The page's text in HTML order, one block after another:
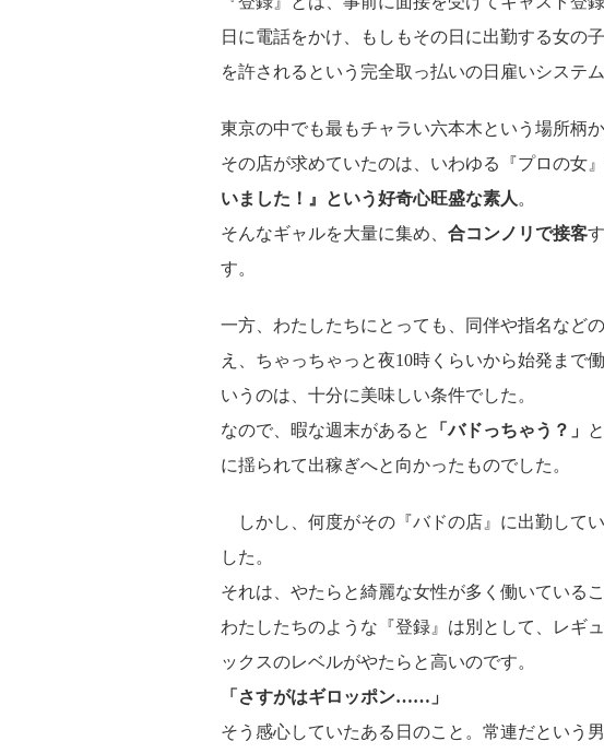
日に電話をかけ、もしもその日に出勤する女の
を許されるという完全取っ払いの日雇いシステム
東京の中でも最もチャラい六本木という場所柄か
その店が求めていたのは、いわゆる『プロの女
いました！』という好奇心旺盛な素人 。
そんなギャルを大量に集め、 合コンノリで接客
す。
一方、わたしたちにとっても、同伴や指名など
え、ちゃっちゃっと夜10時くらいから始発まで
いうのは、十分に美味しい条件でした。
なので、暇な週末があると
「バドっちゃう？」
に揺られて出稼ぎへと向かったものでした。
しかし、何度がその『バドの店』に出勤して
した。
それは、やたらと綺麗な女性が多く働いているこ
わたしたちのような『登録』は別として、レギ
ックスのレベルがやたらと高いのです。
「さすがはギロッポン……」
そう感心していたある日のこと。常連だという